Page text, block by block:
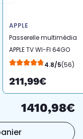
APPLE
Passerelle multimédia
APPLE TV WI-FI 64GO
2022
4.8/5(56)
211,99€
1410,98€